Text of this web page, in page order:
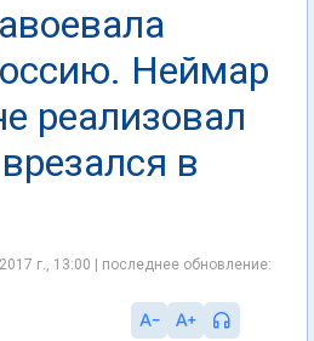
Неймар
реализовал
в
г., 13:00 | последнее обновление: